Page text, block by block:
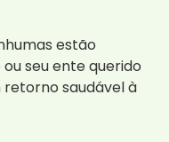
estão
seu ente querido
saudável à